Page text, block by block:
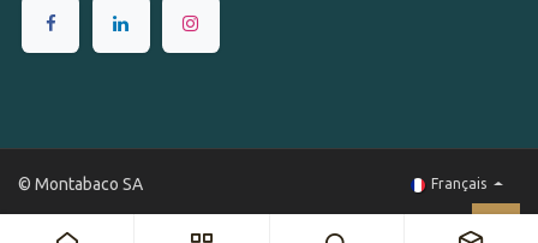
© Montabaco SA Français